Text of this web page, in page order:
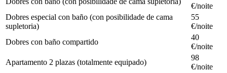
€/noite
Dobres especial con baño (con posibilidade de cama
supletoria)
55
€/noite
Dobres con baño compartido
40
€/noite
Apartamento 2 plazas (totalmente equipado)
98
€/noite